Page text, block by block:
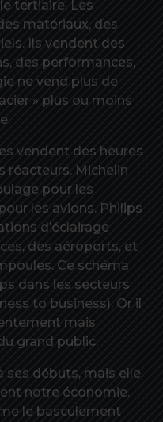
tertiaire. Les
matériaux, des
Ils vendent des
des performances,
ne vend plus de
» plus ou moins
vendent des heures
réacteurs. Michelin
pour les
les avions. Philips
d’éclairage
des aéroports, et
Ce schéma
dans les secteurs
to business). Or il
mais
grand public.
ses débuts, mais elle
notre économie.
le basculement